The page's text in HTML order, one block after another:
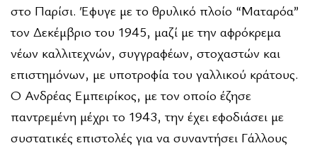
στο Παρίσι. Έφυγε με το θρυλικό πλοίο “Ματαρόα”
τον Δεκέμβριο του 1945, μαζί με την αφρόκρεμα
νέων καλλιτεχνών, συγγραφέων, στοχαστών και
επιστημόνων, με υποτροφία του γαλλικού κράτους.
Ο Ανδρέας Εμπειρίκος, με τον οποίο έζησε
παντρεμένη μέχρι το 1943, την έχει εφοδιάσει με
συστατικές επιστολές για να συναντήσει Γάλλους